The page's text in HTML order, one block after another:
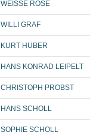
WEISSE ROSE
WILLI GRAF
KURT HUBER
HANS KONRAD LEIPELT
CHRISTOPH PROBST
HANS SCHOLL
SOPHIE SCHOLL